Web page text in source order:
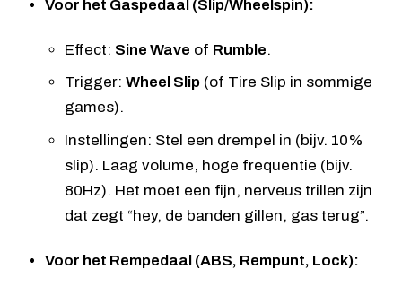
Voor het Gaspedaal (Slip/Wheelspin):
Effect: Sine Wave of Rumble.
Trigger: Wheel Slip (of Tire Slip in sommige
games).
Instellingen: Stel een drempel in (bijv. 10%
slip). Laag volume, hoge frequentie (bijv.
80Hz). Het moet een fijn, nerveus trillen zijn
dat zegt “hey, de banden gillen, gas terug”.
Voor het Rempedaal (ABS, Rempunt, Lock):